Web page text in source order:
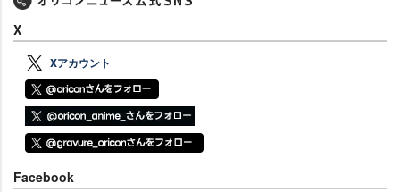
X
Xアカウント
Facebook